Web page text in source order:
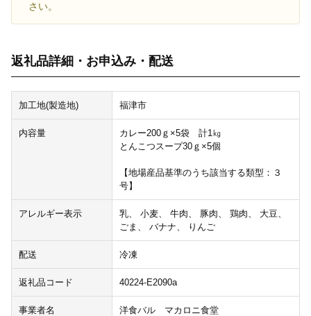
さい。
返礼品詳細・お申込み・配送
加工地(製造地) 福津市
内容量
カレー200ｇ×5袋 計1㎏
とんこつスープ30ｇ×5個
【地場産品基準のうち該当する類型：３
号】
アレルギー表示
乳、 小麦、 牛肉、 豚肉、 鶏肉、 大豆、
ごま、 バナナ、 りんご
配送 冷凍
返礼品コード 40224-E2090a
事業者名 洋食バル マカロニ食堂